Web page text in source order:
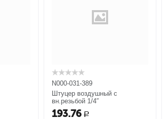
N000-031-389
Штуцер воздушный с
вн.резьбой 1/4″
193.76 Р